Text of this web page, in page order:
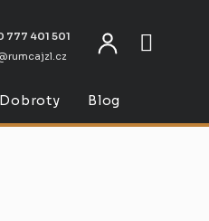
777 401 501
Dobroty Blog